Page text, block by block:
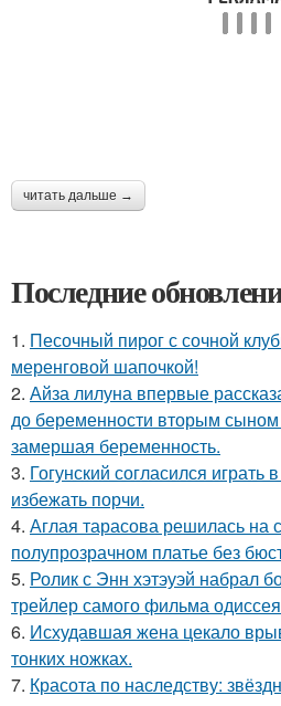
читать дальше →
Последние
1. Песочный пирог с сочной
меренговой шапочкой!
2. Айза лилуна впервые
до беременности вторым сыном
замершая беременность.
3. Гогунский согласился играть
избежать порчи.
4. Аглая тарасова решилась на
полупрозрачном платье без
5. Ролик с Энн хэтэуэй набрал
трейлер самого фильма
6. Исхудавшая жена цекало
тонких ножках.
7. Красота по наследству: